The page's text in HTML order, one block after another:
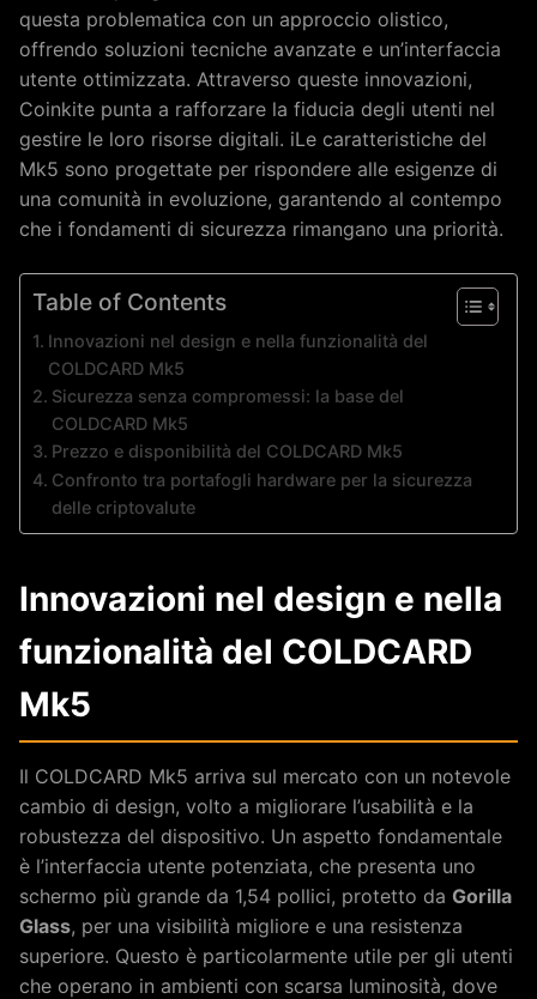
questa problematica con un approccio olistico,
offrendo soluzioni tecniche avanzate e un’interfaccia
utente ottimizzata. Attraverso queste innovazioni,
Coinkite punta a rafforzare la fiducia degli utenti nel
gestire le loro risorse digitali. iLe caratteristiche del
Mk5 sono progettate per rispondere alle esigenze di
una comunità in evoluzione, garantendo al contempo
che i fondamenti di sicurezza rimangano una priorità.
Table of Contents
Innovazioni nel design e nella funzionalità del
COLDCARD Mk5
Sicurezza senza compromessi: la base del
COLDCARD Mk5
Prezzo e disponibilità del COLDCARD Mk5
Confronto tra portafogli hardware per la sicurezza
delle criptovalute
Innovazioni nel design e nella
funzionalità del COLDCARD
Mk5
Il COLDCARD Mk5 arriva sul mercato con un notevole
cambio di design, volto a migliorare l’usabilità e la
robustezza del dispositivo. Un aspetto fondamentale
è l’interfaccia utente potenziata, che presenta uno
schermo più grande da 1,54 pollici, protetto da Gorilla
Glass, per una visibilità migliore e una resistenza
superiore. Questo è particolarmente utile per gli utenti
che operano in ambienti con scarsa luminosità, dove